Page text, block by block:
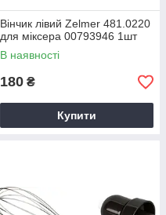
Вінчик лівий Zelmer 481.0220
для міксера 00793946 1шт
В наявності
180 ₴
Купити